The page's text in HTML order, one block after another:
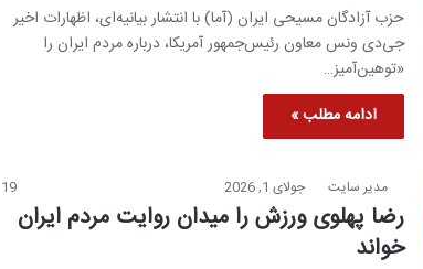
حزب آزادگان مسیحی ایران (آما) با انتشار بیانیه‌ای، اظهارات اخیر
جی‌دی ونس معاون رئیس‌جمهور آمریکا، درباره مردم ایران را
«توهین‌آمیز…
ادامه مطلب »
مدیر سایت جولای 1, 2026 19
رضا پهلوی ورزش را میدان روایت مردم ایران
خواند